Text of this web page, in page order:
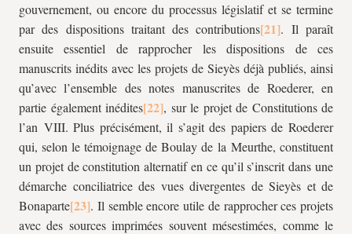
gouvernement, ou encore du processus législatif et se termine
par des dispositions traitant des contributions
. Il paraît
ensuite essentiel de rapprocher les dispositions de ces
manuscrits inédits avec les projets de Sieyès déjà publiés, ainsi
qu’avec l’ensemble des notes manuscrites de Roederer, en
partie également inédites
, sur le projet de Constitutions de
l’an VIII. Plus précisément, il s’agit des papiers de Roederer
qui, selon le témoignage de Boulay de la Meurthe, constituent
un projet de constitution alternatif en ce qu’il s’inscrit dans une
démarche conciliatrice des vues divergentes de Sieyès et de
Bonaparte
. Il semble encore utile de rapprocher ces projets
avec des sources imprimées souvent mésestimées, comme le